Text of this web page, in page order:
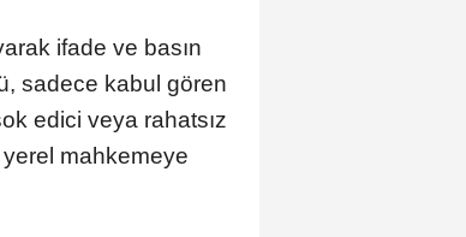
ifade ve basın
sadece kabul gören
edici veya rahatsız
yerel mahkemeye